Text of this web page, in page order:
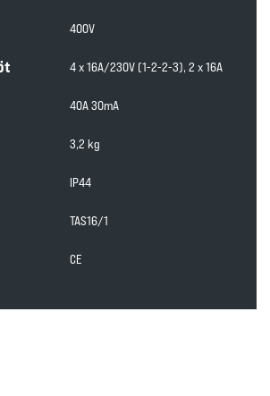
400V
4 x 16A/230V (1-2-2-3), 2 x 16A
40A 30mA
3,2 kg
IP44
TAS16/1
CE